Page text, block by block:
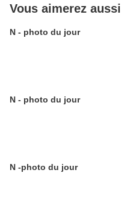
Vous aimerez aussi
N - photo du jour
N - photo du jour
N -photo du jour